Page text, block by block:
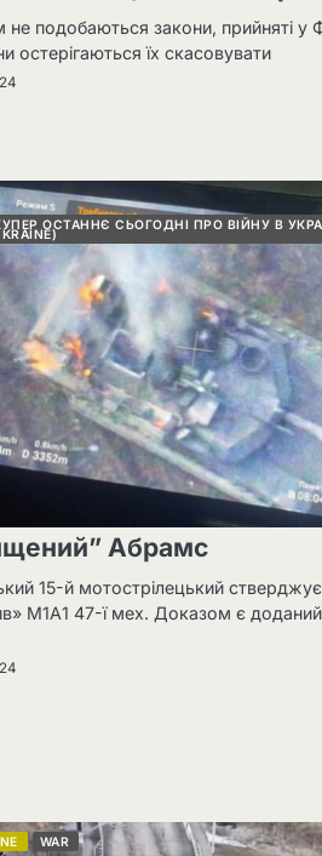
не подобаються закони, прийняті у
остерігаються їх скасовувати
ОСТАННЄ СЬОГОДНІ ПРО ВІЙНУ В
Абрамс
15-й мотострілецький
M1A1 47-ї мех. Доказом є
WAR